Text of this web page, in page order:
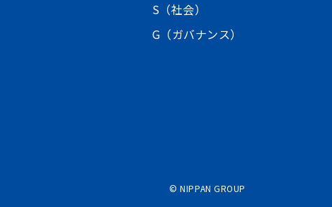
S（社会）
G（ガバナンス）
© NIPPAN GROUP